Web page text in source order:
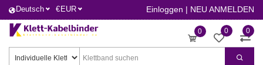
Deutsch € EUR Einloggen | NEU ANMELDEN
0 0 0